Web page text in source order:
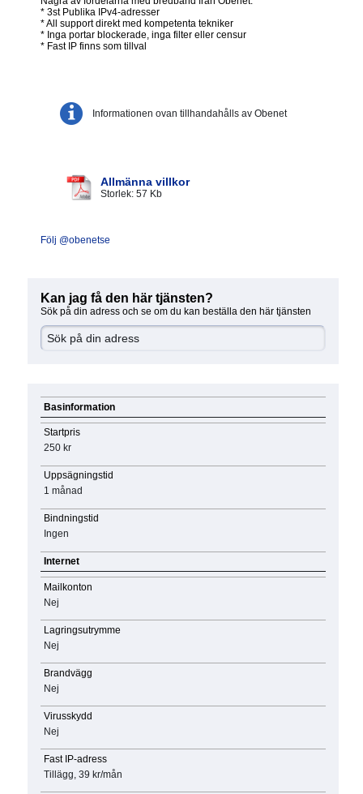
* 3st Publika IPv4-adresser
* All support direkt med kompetenta tekniker
* Inga portar blockerade, inga filter eller censur
* Fast IP finns som tillval
Informationen ovan tillhandahålls av Obenet
Allmänna villkor
Storlek: 57 Kb
Följ @obenetse
Kan jag få den här tjänsten?
Sök på din adress och se om du kan beställa den här tjänsten
Basinformation
Startpris
250 kr
Uppsägningstid
1 månad
Bindningstid
Ingen
Internet
Mailkonton
Nej
Lagringsutrymme
Nej
Brandvägg
Nej
Virusskydd
Nej
Fast IP-adress
Tillägg, 39 kr/mån